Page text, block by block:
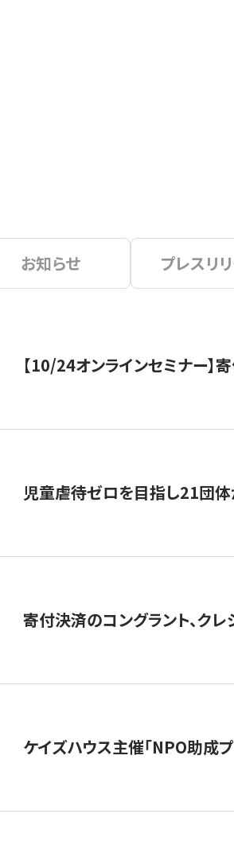
お知らせ プレスリ
【10/24オンラインセミナー】
児童虐待ゼロを目指し21団体
寄付決済のコングラント、ク
ケイズハウス主催「NPO助成